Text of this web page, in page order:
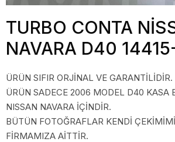
TURBO CONTA
NAVARA D40
ÜRÜN SIFIR ORJİNAL VE GARANTİLİDİR.
ÜRÜN SADECE 2006 MODEL D40 KASA
NISSAN NAVARA İÇİNDİR.
BÜTÜN FOTOĞRAFLAR KENDİ
FİRMAMIZA AİTTİR.